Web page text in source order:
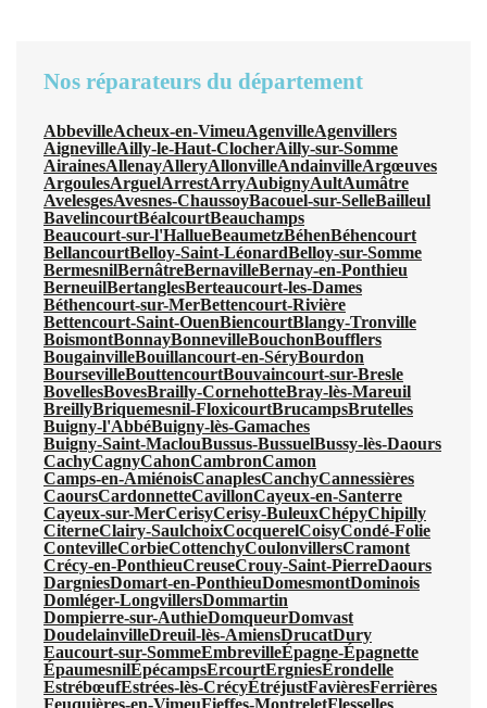
Nos réparateurs du département
AbbevilleAcheux-en-VimeuAgenvilleAgenvillers
AignevilleAilly-le-Haut-ClocherAilly-sur-Somme
AirainesAllenayAlleryAllonvilleAndainvilleArgœuves
ArgoulesArguelArrestArryAubignyAultAumâtre
AvelesgesAvesnes-ChaussoyBacouel-sur-SelleBailleul
BavelincourtBéalcourtBeauchamps
Beaucourt-sur-l'HallueBeaumetzBéhenBéhencourt
BellancourtBelloy-Saint-LéonardBelloy-sur-Somme
BermesnilBernâtreBernavilleBernay-en-Ponthieu
BerneuilBertanglesBerteaucourt-les-Dames
Béthencourt-sur-MerBettencourt-Rivière
Bettencourt-Saint-OuenBiencourtBlangy-Tronville
BoismontBonnayBonnevilleBouchonBoufflers
BougainvilleBouillancourt-en-SéryBourdon
BoursevilleBouttencourtBouvaincourt-sur-Bresle
BovellesBovesBrailly-CornehotteBray-lès-Mareuil
BreillyBriquemesnil-FloxicourtBrucampsBrutelles
Buigny-l'AbbéBuigny-lès-Gamaches
Buigny-Saint-MaclouBussus-BussuelBussy-lès-Daours
CachyCagnyCahonCambronCamon
Camps-en-AmiénoisCanaplesCanchyCannessières
CaoursCardonnetteCavillonCayeux-en-Santerre
Cayeux-sur-MerCerisyCerisy-BuleuxChépyChipilly
CiterneClairy-SaulchoixCocquerelCoisyCondé-Folie
ContevilleCorbieCottenchyCoulonvillersCramont
Crécy-en-PonthieuCreuseCrouy-Saint-PierreDaours
DargniesDomart-en-PonthieuDomesmontDominois
Domléger-LongvillersDommartin
Dompierre-sur-AuthieDomqueurDomvast
DoudelainvilleDreuil-lès-AmiensDrucatDury
Eaucourt-sur-SommeEmbrevilleÉpagne-Épagnette
ÉpaumesnilÉpécampsErcourtErgniesÉrondelle
EstrébœufEstrées-lès-CrécyÉtréjustFavièresFerrières
Feuquières-en-VimeuFieffes-MontreletFlesselles